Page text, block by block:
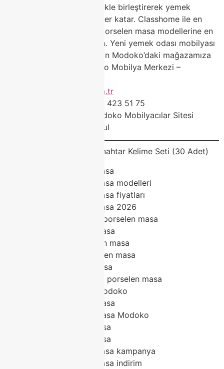
dayanıklılığı modern estetikle birleştirerek yemek
odalarınıza uzun yıllar değer katar. Classhome ile en
kaliteli ve trend Modoko porselen masa modellerine en
uygun şartlarda sahip olun. Yeni yemek odası mobilyası
ve dekorasyon projeniz için Modoko’daki mağazamıza
bekliyoruz!İletişim: Modoko Mobilya Merkezi –
www.classhome.com.tr
Telefon / WhatsApp: 0505 423 51 75
Adres: Yukarı Dudullu, Modoko Mobilyacılar Sitesi
No:162, Ümraniye / İstanbul
SEO ve Reklam Uyumlu Anahtar Kelime Seti (30 Adet)
Modoko porselen masa
Modoko porselen masa modelleri
Modoko porselen masa fiyatları
Modoko porselen masa 2026
Classhome Modoko porselen masa
Çizilmez porselen masa
Leke tutmaz porselen masa
Isıya dayanıklı porselen masa
Hijyenik porselen masa
Beyaz mermer desen porselen masa
Gri porselen masa Modoko
Açılabilir porselen masa
Yuvarlak porselen masa Modoko
6 kişilik porselen masa
8 kişilik porselen masa
Modoko porselen masa kampanya
Modoko porselen masa indirim